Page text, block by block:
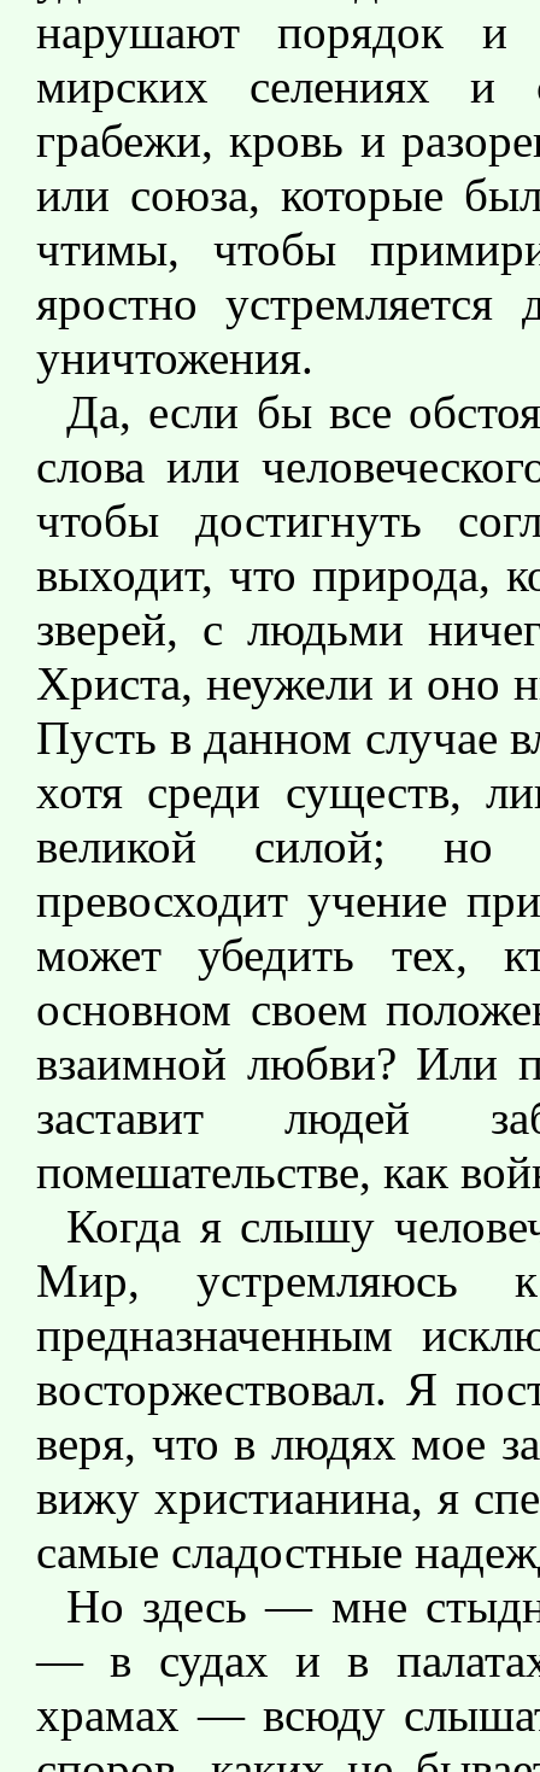
нарушают порядок и
мирских селениях и
грабежи, кровь и
или союза, которые
чтимы, чтобы
яростно
уничтожения.
Да, если бы все
слова или
чтобы достигнуть
выходит, что природа,
зверей, с людьми
Христа, неужели и оно
Пусть в данном случае
хотя среди существ,
великой силой; но
превосходит учение
может убедить тех,
основном своем
взаимной любви? Или
заставит людей
помешательстве, как
Когда я слышу
Мир, устремляюсь
предназначенным
восторжествовал. Я
веря, что в людях мое
вижу христианина, я
самые сладостные
Но здесь — мне
— в судах и в
храмах — всюду